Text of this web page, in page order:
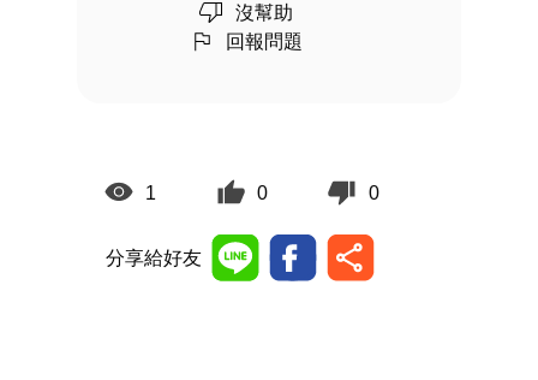
沒幫助
回報問題
1 0 0
分享給好友